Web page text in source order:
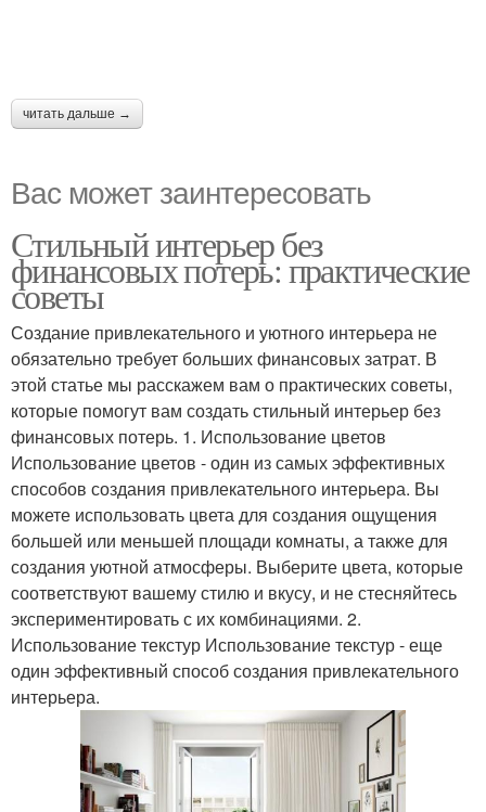
читать дальше →
Вас может заинтересовать
Стильный интерьер без
финансовых потерь: практические
советы
Создание привлекательного и уютного интерьера не
обязательно требует больших финансовых затрат. В
этой статье мы расскажем вам о практических советы,
которые помогут вам создать стильный интерьер без
финансовых потерь. 1. Использование цветов
Использование цветов - один из самых эффективных
способов создания привлекательного интерьера. Вы
можете использовать цвета для создания ощущения
большей или меньшей площади комнаты, а также для
создания уютной атмосферы. Выберите цвета, которые
соответствуют вашему стилю и вкусу, и не стесняйтесь
экспериментировать с их комбинациями. 2.
Использование текстур Использование текстур - еще
один эффективный способ создания привлекательного
интерьера.